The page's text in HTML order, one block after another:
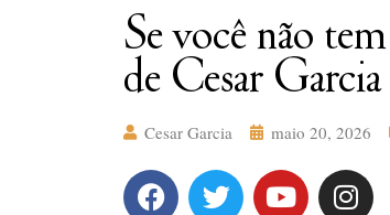
Se você não
de Cesar
Cesar Garcia maio 20, 2026